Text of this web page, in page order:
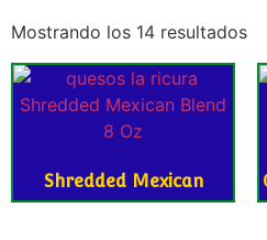
Mostrando los 14 resultados
Shredded Mexican